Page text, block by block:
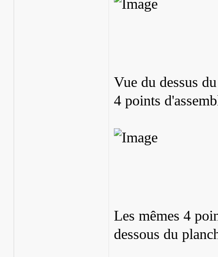
Vue du dessus
4 points
Les mêmes 4
dessous du